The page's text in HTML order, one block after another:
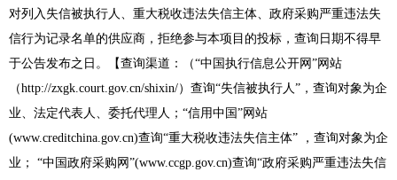
对列入失信被执行人、重大税收违法失信主体、政府采购严重违法失
信行为记录名单的供应商，拒绝参与本项目的投标，查询日期不得早
于公告发布之日。【查询渠道：（“中国执行信息公开网”网站
（http://zxgk.court.gov.cn/shixin/）查询“失信被执行人”，查询对象为企
业、法定代表人、委托代理人；“信用中国”网站
(www.creditchina.gov.cn)查询“重大税收违法失信主体” ，查询对象为企
业； “中国政府采购网”(www.ccgp.gov.cn)查询“政府采购严重违法失信